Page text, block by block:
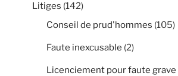
Litiges (142)
Conseil de prud'hommes (105)
Faute inexcusable (2)
Licenciement pour faute grave